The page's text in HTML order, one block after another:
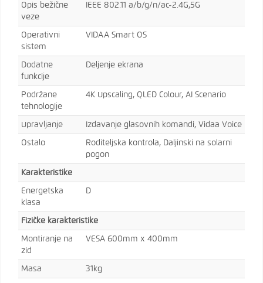
Opis bežične
veze
IEEE 802.11 a/b/g/n/ac-2.4G,5G
Operativni
sistem
VIDAA Smart OS
Dodatne
funkcije
Deljenje ekrana
Podržane
tehnologije
4K Upscaling, QLED Colour, AI Scenario
Upravljanje Izdavanje glasovnih komandi, Vidaa Voice
Ostalo
Roditeljska kontrola, Daljinski na solarni
pogon
Karakteristike
Energetska
klasa
D
Fizičke karakteristike
Montiranje na
zid
VESA 600mm x 400mm
Masa 31kg